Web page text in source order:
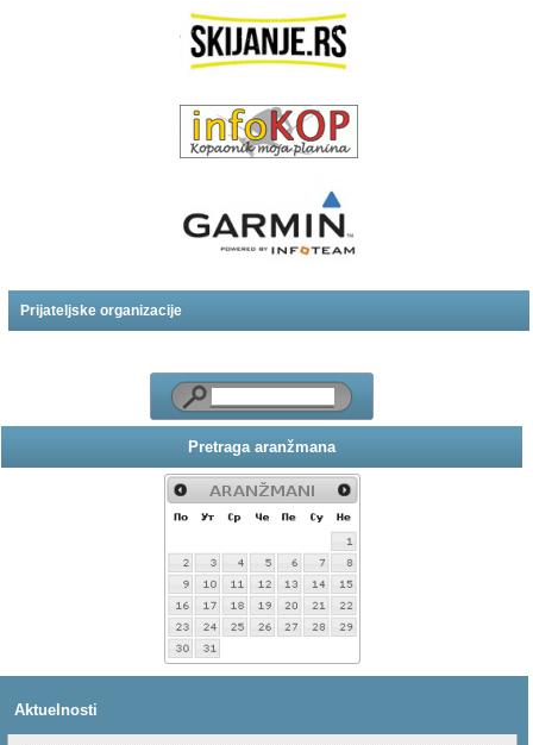
Prijateljske organizacije
Pretraga aranžmana
Aktuelnosti